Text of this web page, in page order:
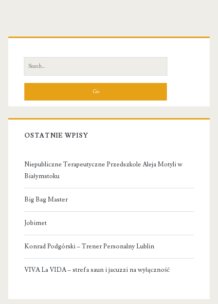
Primary
Sidebar
Search
for:
OSTATNIE WPISY
Niepubliczne Terapeutyczne Przedszkole Aleja Motyli w
Białymstoku
Big Bag Master
Jobimet
Konrad Podgórski – Trener Personalny Lublin
VIVA La VIDA – strefa saun i jacuzzi na wyłączność